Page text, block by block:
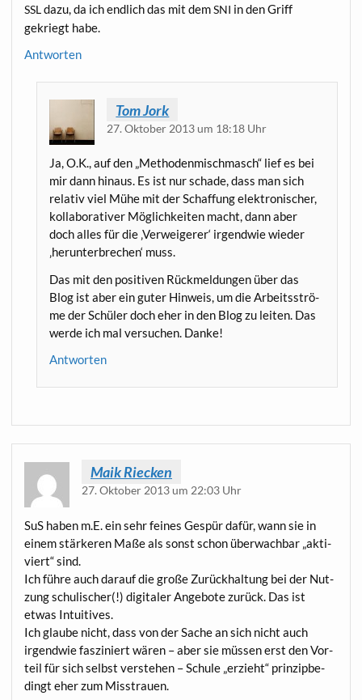
SSLdazu, da ich end­lich das mit demSNI in den Griff
gekriegt habe.
Antworten
Tom Jork
27. Oktober 2013 um 18:18 Uhr
Ja, O.K., auf den „Metho­den­misch­masch“ lief es bei
mir dann hin­aus. Es ist nur scha­de, dass man sich
rela­tiv viel Mühe mit der Schaf­fung elek­tro­ni­scher,
kol­la­bo­ra­ti­ver Mög­lich­kei­ten macht, dann aber
doch alles für die ‚Ver­wei­ge­rer‘ irgend­wie wie­der
‚her­un­ter­bre­chen‘ muss.
Das mit den posi­ti­ven Rück­mel­dun­gen über das
Blog ist aber ein guter Hin­weis, um die Arbeits­strö­
me der Schü­ler doch eher in den Blog zu lei­ten. Das
wer­de ich mal ver­su­chen. Danke!
Antworten
Maik Riecken
27. Oktober 2013 um 22:03 Uhr
SuS haben m.E. ein sehr fei­nes Gespür dafür, wann sie in
einem stär­ke­ren Maße als sonst schon über­wach­bar „akti­
viert“ sind.
Ich füh­re auch dar­auf die gro­ße Zurück­hal­tung bei der Nut­
zung schu­li­scher(!) digi­ta­ler Ange­bo­te zurück. Das ist
etwas Intuitives.
Ich glau­be nicht, dass von der Sache an sich nicht auch
irgend­wie fas­zi­niert wären – aber sie müs­sen erst den Vor­
teil für sich selbst ver­ste­hen – Schu­le „erzieht“ prin­zip­be­
dingt eher zum Misstrauen.